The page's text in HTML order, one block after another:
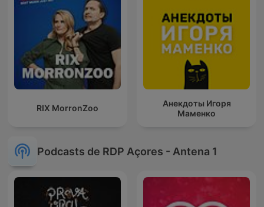
RIX MorronZoo
Анекдоты Игоря
Маменко
Podcasts de RDP Açores - Antena 1